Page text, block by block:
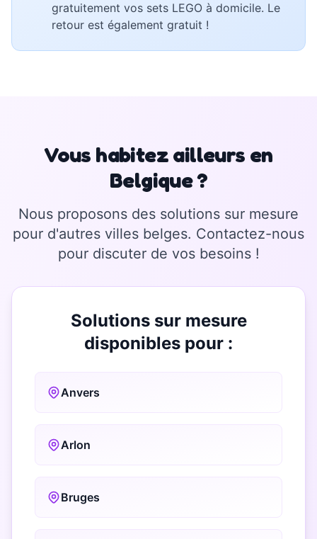
gratuitement vos sets LEGO à domicile. Le
retour est également gratuit !
Vous habitez ailleurs en
Belgique ?
Nous proposons des solutions sur mesure
pour d'autres villes belges. Contactez-nous
pour discuter de vos besoins !
Solutions sur mesure
disponibles pour :
Anvers
Arlon
Bruges